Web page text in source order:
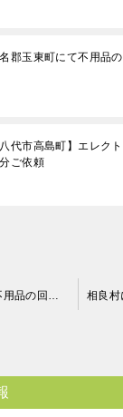
郡玉東町にて不用品
八代市高島町】エレク
ご依頼
玉名郡玉東町にて不用品の回収 お客様の声